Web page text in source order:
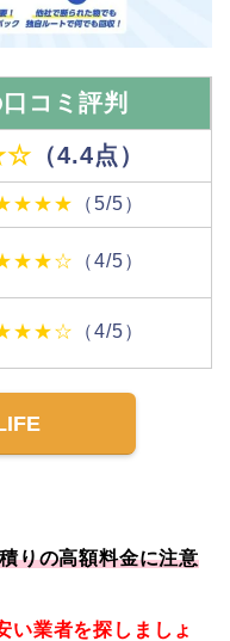
コミ評判
（4.4点）
（5/5）
（4/5）
（4/5）
りの高額料金に注意
い業者を探しましょ